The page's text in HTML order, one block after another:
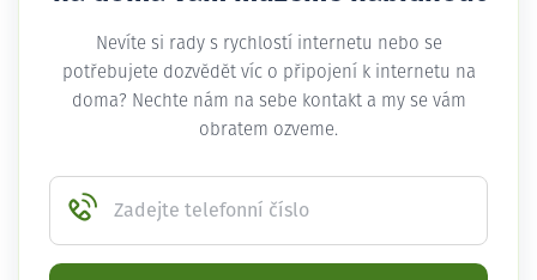
Nevíte si rady s rychlostí internetu nebo se
potřebujete dozvědět víc o připojení k internetu na
doma? Nechte nám na sebe kontakt a my se vám
obratem ozveme.
Zadejte telefonní číslo